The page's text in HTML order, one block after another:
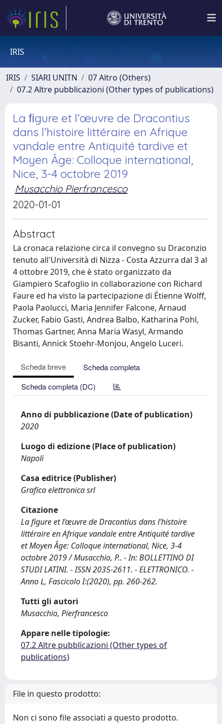
IRIS
IRIS SIARI UNITN
07 Altro (Others)
07.2 Altre pubblicazioni (Other types of publications)
La ﬁgure et l’œuvre de Dracontius
dans l’histoire littéraire en Afrique
vandale entre Antiquité tardive et
Moyen Âge: Colloque international,
Nice, 3-4 octobre 2019
Musacchio Pierfrancesco
2020-01-01
Abstract
La cronaca relazione circa il convegno su Draconzio
tenuto all'Università di Nizza - Costa Azzurra dal 3 al
4 ottobre 2019, che è stato organizzato da
Giampiero Scafoglio in collaborazione con Richard
Faure ed ha visto la partecipazione di Étienne Wolff,
Paola Paolucci, Maria Jennifer Falcone, Arnaud
Zucker, Fabio Gasti, Andrea Balbo, Katharina Pohl,
Thomas Gartner, Anna Maria Wasyl, Armando
Bisanti, Annick Stoehr-Monjou, Angelo Luceri.
Scheda breve
Scheda completa
Scheda completa (DC)
Anno di pubblicazione (Date of publication)
2020
Luogo di edizione (Place of publication)
Napoli
Casa editrice (Publisher)
Grafica elettronica srl
Citazione
La ﬁgure et l’œuvre de Dracontius dans l’histoire
littéraire en Afrique vandale entre Antiquité tardive
et Moyen Âge: Colloque international, Nice, 3-4
octobre 2019 / Musacchio, P.. - In: BOLLETTINO DI
STUDI LATINI. - ISSN 2035-2611. - ELETTRONICO. -
Anno L, Fascicolo I:(2020), pp. 260-262.
Tutti gli autori
Musacchio, Pierfrancesco
Appare nelle tipologie:
07.2 Altre pubblicazioni (Other types of
publications)
File in questo prodotto:
Non ci sono file associati a questo prodotto.